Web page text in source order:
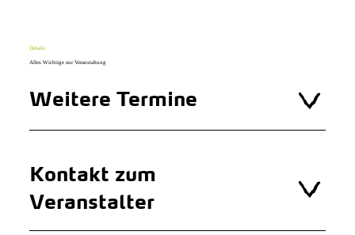
Details
Alles Wichtige zur Veranstaltung
Weitere Termine
Kontakt zum
Veranstalter